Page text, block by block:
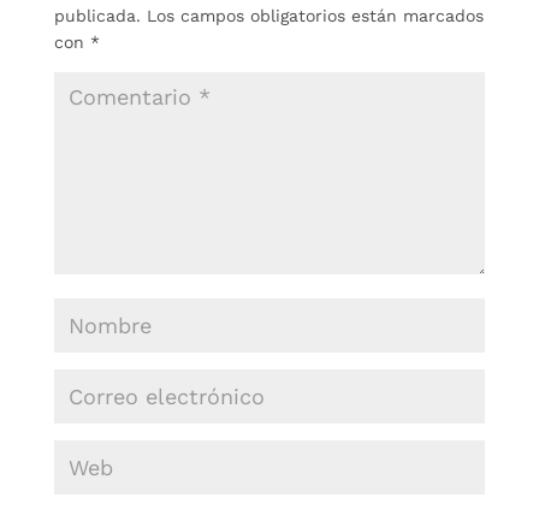
publicada. Los campos obligatorios están marcados
con *